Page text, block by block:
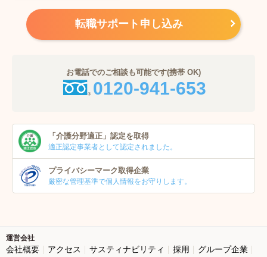
転職サポート申し込み
お電話でのご相談も可能です(携帯 OK)
0120-941-653
「介護分野適正」 認定を取得
適正認定事業者として認定されました。
プライバシーマーク取得企業
厳密な管理基準で個人情報をお守りします。
運営会社
会社概要 アクセス サスティナビリティ 採用
グループ企業